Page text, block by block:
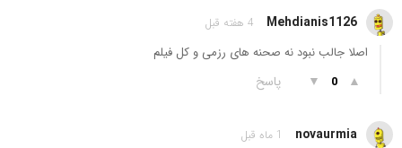
Mehdianis1126 4 هفته قبل
اصلا جالب نبود نه صحنه های رزمی و کل فیلم
▲
0
▼ پاسخ
novaurmia 1 ماه قبل